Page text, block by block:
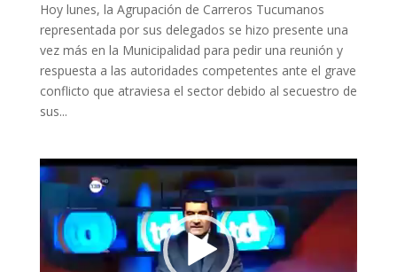
Hoy lunes, la Agrupación de Carreros Tucumanos
representada por sus delegados se hizo presente una
vez más en la Municipalidad para pedir una reunión y
respuesta a las autoridades competentes ante el grave
conflicto que atraviesa el sector debido al secuestro de
sus...
Reproductor
vídeo